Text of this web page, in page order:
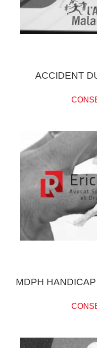
ACCIDENT
MDPH